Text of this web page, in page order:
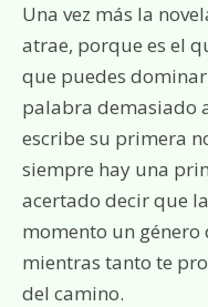
Una vez más la
atrae, porque es el
que puedes
palabra demasiado
escribe su primera
siempre hay una
acertado decir que
momento un
mientras tanto te
del camino.